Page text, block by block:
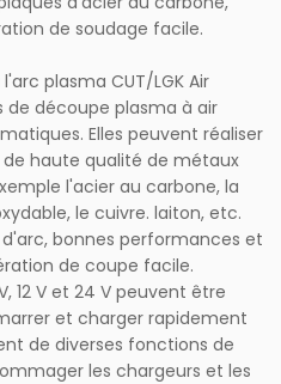
de soudage facile.
plasma CUT/LGK Air
découpe plasma à air
Elles peuvent réaliser
haute qualité de métaux
l'acier au carbone, la
le cuivre. laiton, etc.
bonnes performances et
de coupe facile.
12 V et 24 V peuvent être
et charger rapidement
de diverses fonctions de
les chargeurs et les